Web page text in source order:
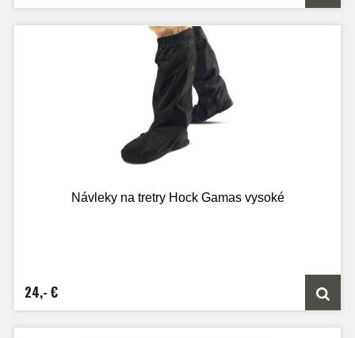
Návleky na tretry Hock Gamas vysoké
24,- €